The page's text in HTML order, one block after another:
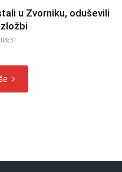
u Zvorniku, oduševili